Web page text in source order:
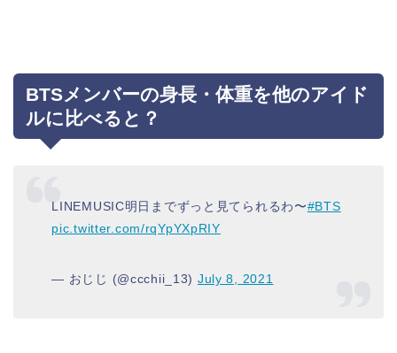
BTSメンバーの身長・体重を他のアイド
ルに比べると？
LINEMUSIC明日までずっと見てられるわ〜#BTS
pic.twitter.com/rqYpYXpRIY
— おじじ (@ccchii_13) July 8, 2021